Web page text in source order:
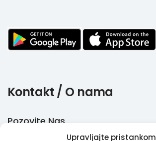
Upravljajte pristankom
Kontakt / O nama
Pozovite Nas